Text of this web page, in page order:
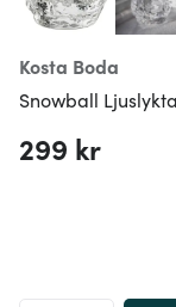
Kosta Boda
Snowball
299 kr